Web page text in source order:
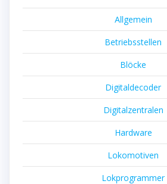
Allgemein
Betriebsstellen
Blöcke
Digitaldecoder
Digitalzentralen
Hardware
Lokomotiven
Lokprogrammer